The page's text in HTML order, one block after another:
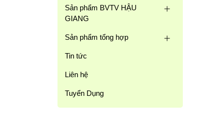
Sản phẩm BVTV HẬU
GIANG
Sản phẩm tổng hợp
Tin tức
Liên hệ
Tuyển Dụng